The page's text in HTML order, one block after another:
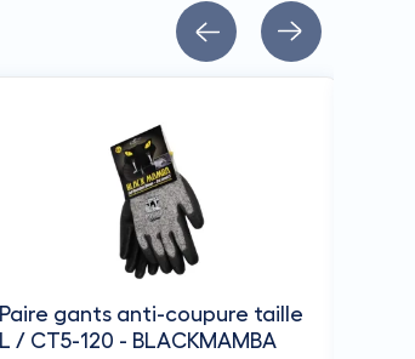
Paire gants anti-coupure taille
L / CT5-120 - BLACKMAMBA